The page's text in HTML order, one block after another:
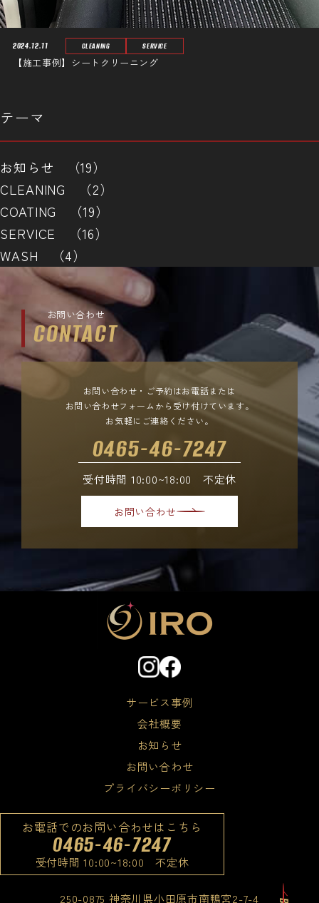
2024.12.11 CLEANING SERVICE
【施工事例】シートクリーニング
テーマ
お知らせ （19）
CLEANING （2）
COATING （19）
SERVICE （16）
WASH （4）
お問い合わせ
CONTACT
お問い合わせ・ご予約はお電話または
お問い合わせフォームから受け付けています。
お気軽にご連絡ください。
0465-46-7247
受付時間 10:00~18:00 不定休
お問い合わせ
サービス事例
会社概要
お知らせ
お問い合わせ
プライバシーポリシー
お電話でのお問い合わせはこちら
0465-46-7247
受付時間 10:00~18:00 不定休
250-0875 神奈川県小田原市南鴨宮2-7-4